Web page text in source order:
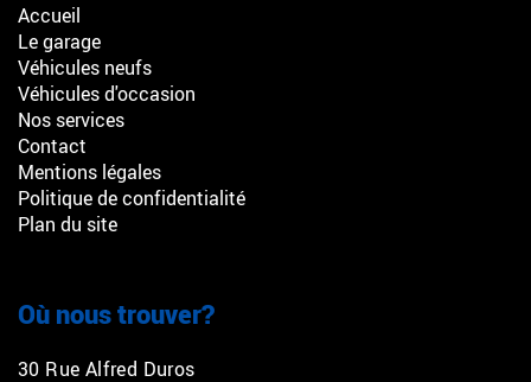
Accueil
Le garage
Véhicules neufs
Véhicules d'occasion
Nos services
Contact
Mentions légales
Politique de confidentialité
Plan du site
Où nous trouver?
30 Rue Alfred Duros